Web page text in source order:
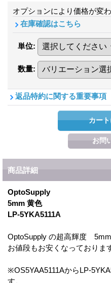
オプションにより価格が変
在庫確認はこちら
単位:
数量:
返品特約に関する重要事項
商品詳細
OptoSupply
5mm 黄色
LP-5YKA5111A
OptoSupply の超高輝度 5mm
お値段もお安くなっておりま
※OS5YAA5111AからLP-
す。